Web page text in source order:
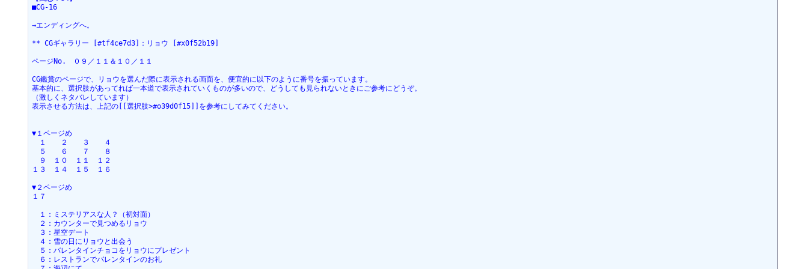
■CG-16
→エンディングへ。
** CGギャラリー [#tf4ce7d3]：リョウ [#x0f52b19]
ページNo.　０９／１１＆１０／１１
CG鑑賞のページで、リョウを選んだ際に表示される画面を、便宜的に以下のように番号を振っています。
基本的に、選択肢があってれば一本道で表示されていくものが多いので、どうしても見られないときにご参考にどうぞ。
（激しくネタバレしています）
表示させる方法は、上記の[[選択肢>#o39d0f15]]を参考にしてみてください。
▼１ページめ
１　　２　　３　　４
５　　６　　７　　８
９　１０　１１　１２
１３　１４　１５　１６
▼２ページめ
１７
１：ミステリアスな人？（初対面）
２：カウンターで見つめるリョウ
３：星空デート
４：雪の日にリョウと出会う
５：バレンタインチョコをリョウにプレゼント
６：レストランでバレンタインのお礼